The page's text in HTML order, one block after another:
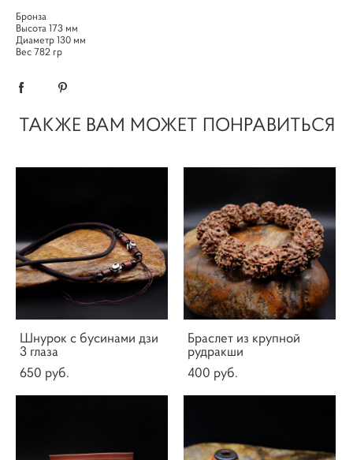
Бронза
Высота 173 мм
Диаметр 130 мм
Вес 782 гр
ТАКЖЕ ВАМ МОЖЕТ ПОНРАВИТЬСЯ
Шнурок с бусинами дзи
3 глаза
650 pуб.
Браслет из крупной
рудракши
400 pуб.